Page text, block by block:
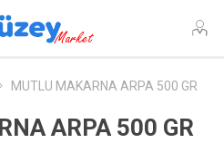
MUTLU MAKARNA ARPA 500 GR
ARPA 500 GR